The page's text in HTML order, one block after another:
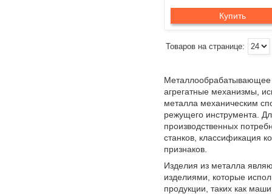
Купить
Металлообрабатывающее
агрегатные механизмы,
металла механическим
режущего инструмента.
производственных
станков, классификация
признаков.
Изделия из металла
изделиями, которые
продукции, таких как